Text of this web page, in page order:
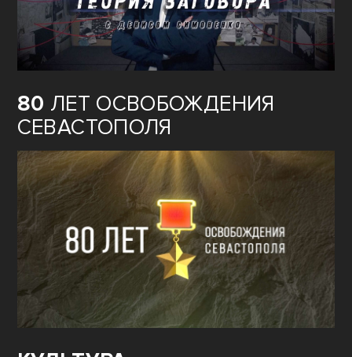
80 ЛЕТ ОСВОБОЖДЕНИЯ
СЕВАСТОПОЛЯ